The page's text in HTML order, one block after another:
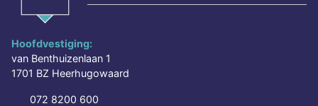
Hoofdvestiging:
van Benthuizenlaan 1
1701 BZ Heerhugowaard
072 8200 600